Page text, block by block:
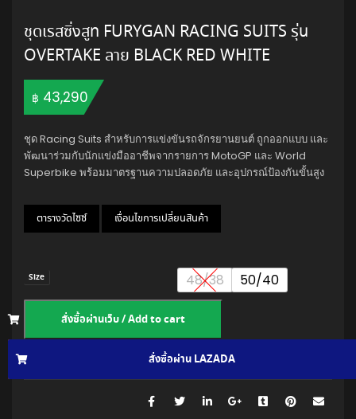
ชุดเรสซิ่งสูท FURYGAN RACING SUITS รุ่น
OVERTAKE ลาย BLACK RED WHITE
฿ 43,290
ชุด Racing Suits สำหรับการแข่งขันรถจักรยานยนต์ ถูกออกแบบ และ
พัฒนาร่วมกับนักแข่งมืออาชีพจากรายการ MotoGP และ World
Superbike พร้อมมาตรฐานความปลอดภัย และอุปกรณ์ป้องกันขั้นสูง
ตารางวัดไซซ์ เงื่อนไขการเปลี่ยนสินค้า
Size 48/38 50/40
สั่งซื้อผ่านเว็บ / Add to cart
สั่งซื้อผ่าน SHOPEE
สั่งซื้อผ่าน LAZADA
SKU: 150220814741.